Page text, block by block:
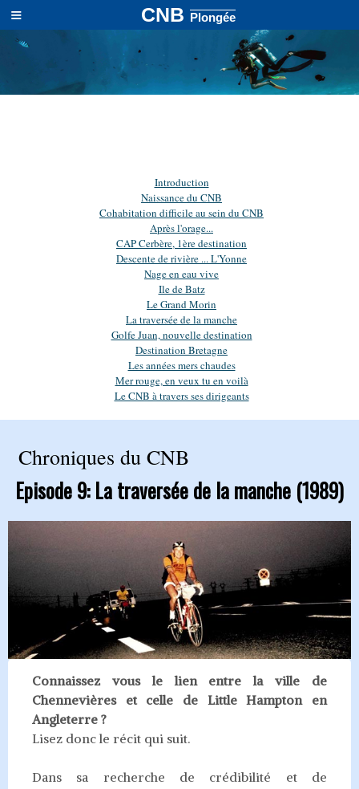
≡ CNBPlongée
Chroniques du CNB
Episode 9:La traversée de la manche (1989)
Connaissez vous le lien entre la ville de
Chennevières et celle de Little Hampton en
Angleterre ?
Lisez donc le récit qui suit.
Dans sa recherche de crédibilité et de
Introduction
Naissance du CNB
Cohabitation difficile au sein du CNB
Après l'orage...
CAP Cerbère, 1ère destination
Descente de rivière ... L'Yonne
Nage en eau vive
Ile de Batz
Le Grand Morin
La traversée de la manche
Golfe Juan, nouvelle destination
Destination Bretagne
Les années mers chaudes
Mer rouge, en veux tu en voilà
Le CNB à travers ses dirigeants